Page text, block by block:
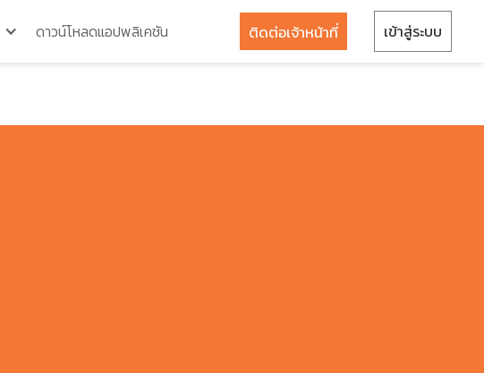
ดาวน์โหลดแอปพลิเคชัน ติดต่อเจ้าหน้าที่ เข้าสู่ระบบ